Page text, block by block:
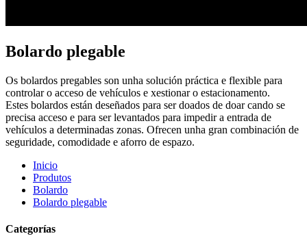
Bolardo plegable
Os bolardos pregables son unha solución práctica e flexible para
controlar o acceso de vehículos e xestionar o estacionamento.
Estes bolardos están deseñados para ser doados de doar cando se
precisa acceso e para ser levantados para impedir a entrada de
vehículos a determinadas zonas. Ofrecen unha gran combinación de
seguridade, comodidade e aforro de espazo.
Inicio
Produtos
Bolardo
Bolardo plegable
Categorías